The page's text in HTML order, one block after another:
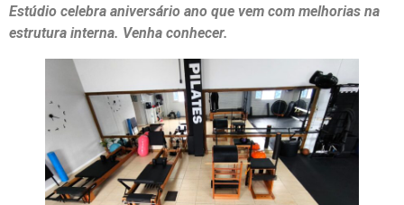
Estúdio celebra aniversário ano que vem com melhorias na
estrutura interna. Venha conhecer.